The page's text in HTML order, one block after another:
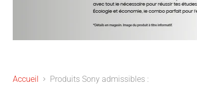
Accueil Produits Sony admissibles :